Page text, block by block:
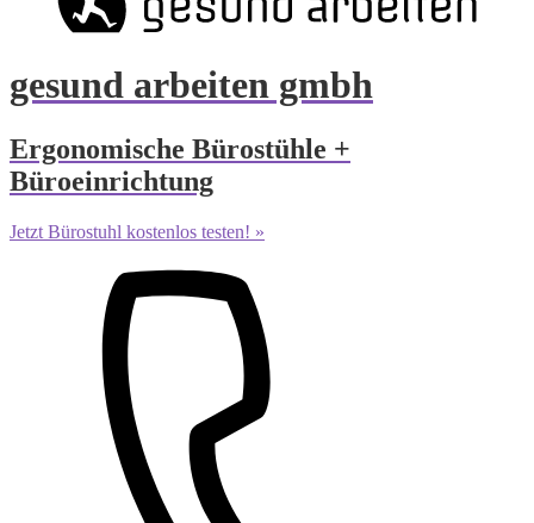
gesund arbeiten gmbh
Ergonomische Bürostühle +
Büroeinrichtung
Jetzt Bürostuhl kostenlos testen! »